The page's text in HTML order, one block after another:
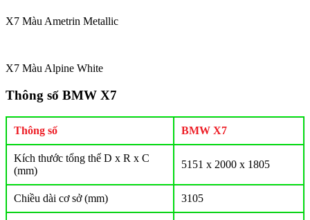
X7 Màu Ametrin Metallic
X7 Màu Alpine White
Thông số BMW X7
Thông số BMW X7
Kích thước tổng thể D x R x C
(mm)
5151 x 2000 x 1805
Chiều dài cơ sở (mm) 3105